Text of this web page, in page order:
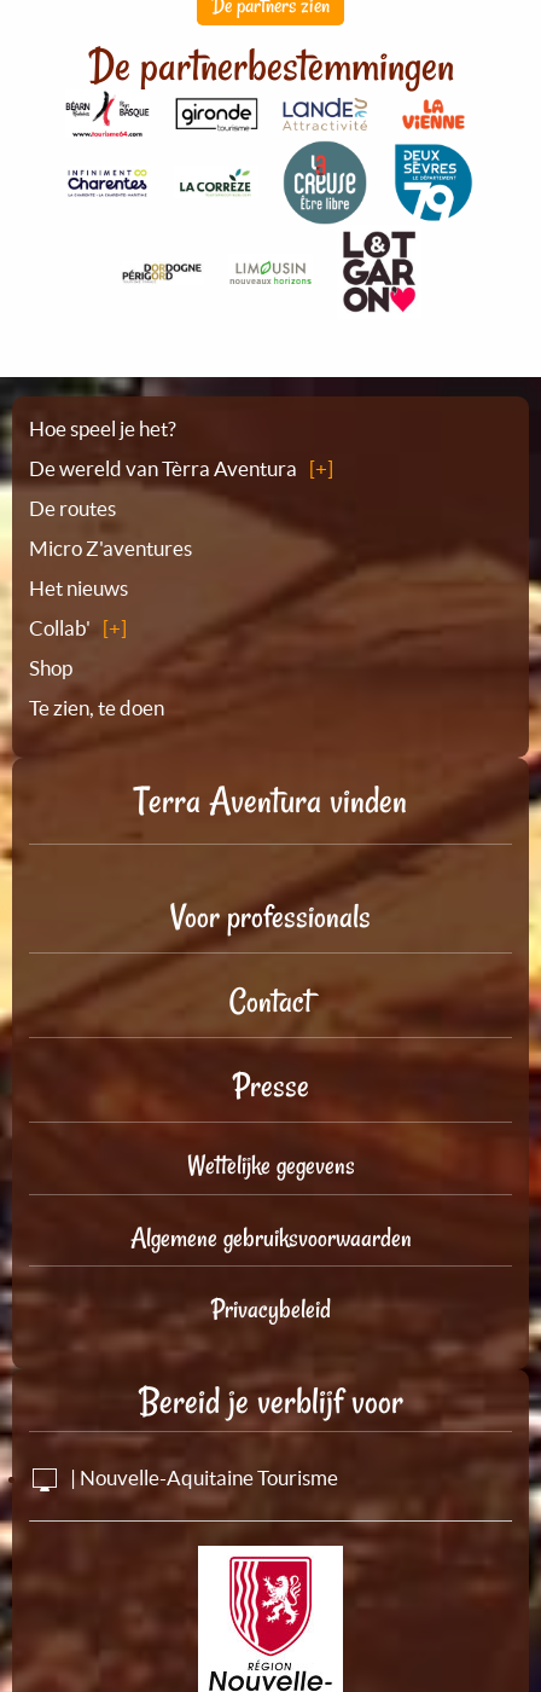
De partnerbestemmingen
Plattegrond
Hoe speel je het?
De wereld van Tèrra Aventura
De routes
Micro Z'aventures
Het nieuws
Collab'
Shop
Te zien, te doen
Terra Aventura vinden
Voor professionals
Contact
Presse
Wettelijke gegevens
Algemene gebruiksvoorwaarden
Privacybeleid
Bereid je verblijf voor
| Nouvelle-Aquitaine Tourisme